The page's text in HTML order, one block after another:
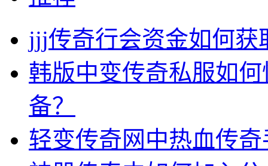
jjj传奇行会资金如何获
韩版中变传奇私服如
备？
轻变传奇网中热血传